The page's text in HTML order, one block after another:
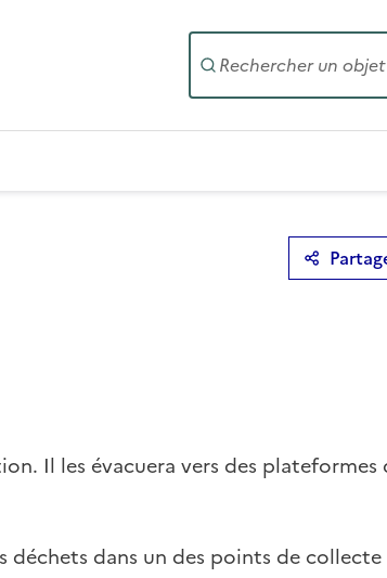
Il les évacuera vers des plateformes
déchets dans un des points de